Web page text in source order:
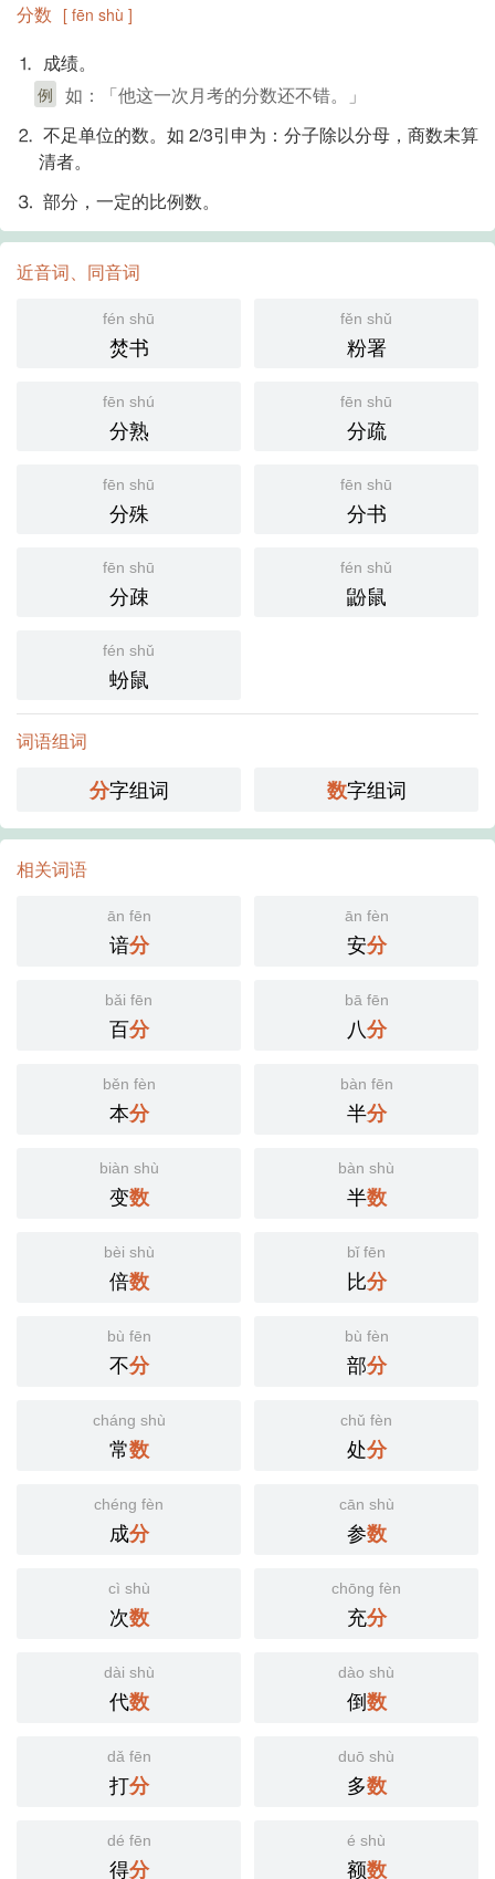
分数 [ fēn shù ]
⒈ 成绩。
例 如：「他这一次月考的分数还不错。」
⒉ 不足单位的数。如 2/3引申为：分子除以分母，商数未算
清者。
⒊ 部分，一定的比例数。
近音词、同音词
fén shū
焚书
fěn shǔ
粉署
fēn shú
分熟
fēn shū
分疏
fēn shū
分殊
fēn shū
分书
fēn shū
分疎
fén shǔ
鼢鼠
fén shǔ
蚡鼠
词语组词
分字组词 数字组词
相关词语
ān fēn
谙分
ān fèn
安分
bǎi fēn
百分
bā fēn
八分
běn fèn
本分
bàn fēn
半分
biàn shù
变数
bàn shù
半数
bèi shù
倍数
bǐ fēn
比分
bù fēn
不分
bù fèn
部分
cháng shù
常数
chǔ fèn
处分
chéng fèn
成分
cān shù
参数
cì shù
次数
chōng fèn
充分
dài shù
代数
dào shù
倒数
dǎ fēn
打分
duō shù
多数
dé fēn
得分
é shù
额数